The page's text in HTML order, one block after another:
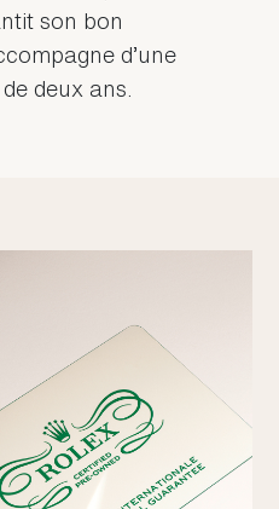
son bon
d’une
deux ans.